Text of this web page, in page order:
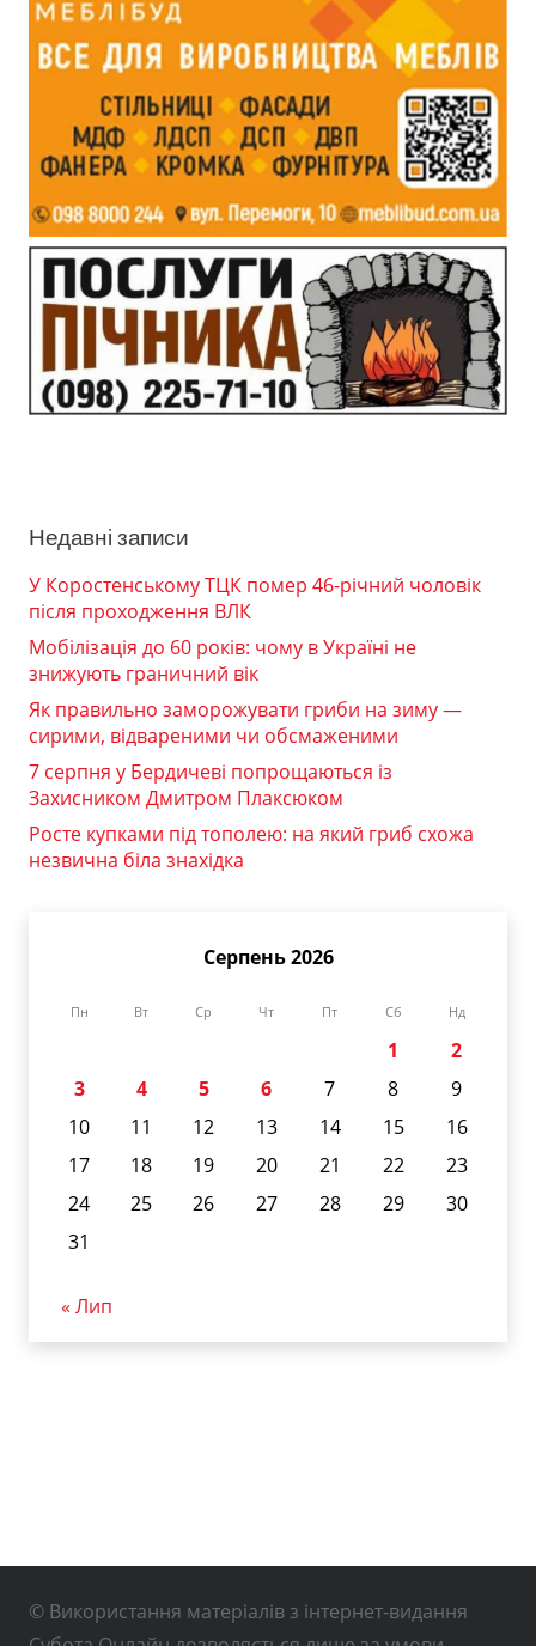
Недавні записи
У Коростенському ТЦК помер 46-річний чоловік
після проходження ВЛК
Мобілізація до 60 років: чому в Україні не
знижують граничний вік
Як правильно заморожувати гриби на зиму —
сирими, відвареними чи обсмаженими
7 серпня у Бердичеві попрощаються із
Захисником Дмитром Плаксюком
Росте купками під тополею: на який гриб схожа
незвична біла знахідка
Серпень 2026
Пн Вт Ср Чт Пт Сб Нд
1
2
3
4 5 6 7 8
9
10
11 12 13 14 15
16
17
18 19 20 21 22
23
24
25 26 27 28 29
30
31
« Лип
© Використання матеріалів з інтернет-видання